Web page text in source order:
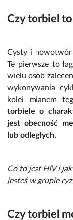
Czytorbiel
Cysty i nowotwór
Te pierwsze to
wielu osób
wykonywania
kolei mianem
torbieleo
jest obecność
lub odległych.
Co to jest HIVi jak
jesteś w grupie
Czy torbiel